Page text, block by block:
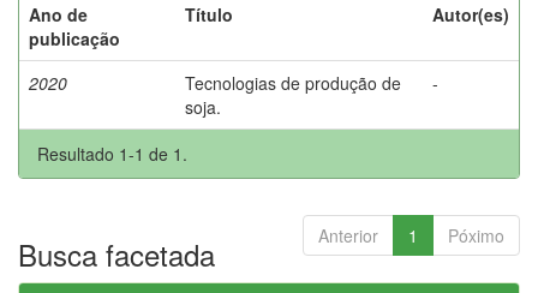
Ano de
publicação
Título Autor(es)
2020
Tecnologias de produção de
soja.
-
Resultado 1-1 de 1.
Anterior 1 Póximo
Busca facetada